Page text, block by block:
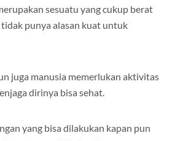
sesuatu yang cukup berat
punya alasan kuat untuk
juga manusia memerlukan aktivitas
dirinya bisa sehat.
yang bisa dilakukan kapan pun